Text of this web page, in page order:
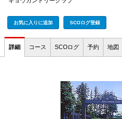
お気に入りに追加 SCOログ登録
詳細 コース SCOログ 予約 地図